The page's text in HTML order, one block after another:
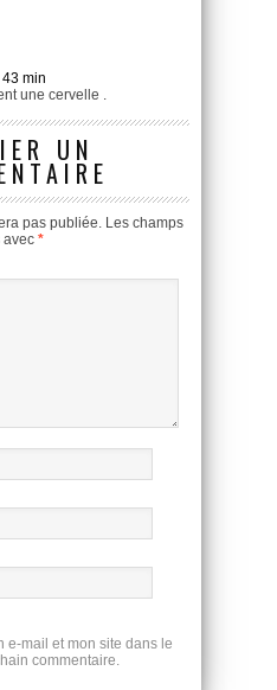
min
une cervelle .
UN
pas publiée. Les champs
avec *
e-mail et mon site dans le
commentaire.